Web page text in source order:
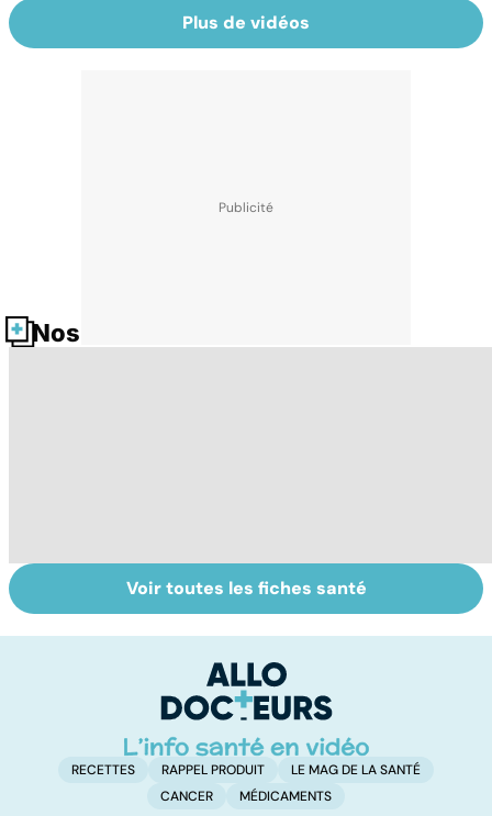
Plus de vidéos
Nos fiches santé
pulmonaire : un
À quoi servent
les
Voir toutes les fiches santé
RECETTES RAPPEL PRODUIT
LE MAG DE LA SANTÉ
CANCER
MÉDICAMENTS